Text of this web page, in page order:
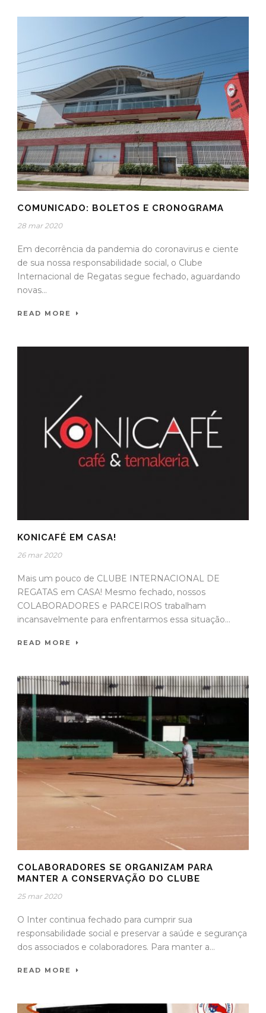
COMUNICADO: BOLETOS E CRONOGRAMA
28 mar 2020
Em decorrência da pandemia do coronavirus e ciente
de sua nossa responsabilidade social, o Clube
Internacional de Regatas segue fechado, aguardando
novas...
READ MORE
KONICAFÉ EM CASA!
26 mar 2020
Mais um pouco de CLUBE INTERNACIONAL DE
REGATAS em CASA! Mesmo fechado, nossos
COLABORADORES e PARCEIROS trabalham
incansavelmente para enfrentarmos essa situação...
READ MORE
COLABORADORES SE ORGANIZAM PARA
MANTER A CONSERVAÇÃO DO CLUBE
25 mar 2020
O Inter continua fechado para cumprir sua
responsabilidade social e preservar a saúde e segurança
dos associados e colaboradores. Para manter a...
READ MORE